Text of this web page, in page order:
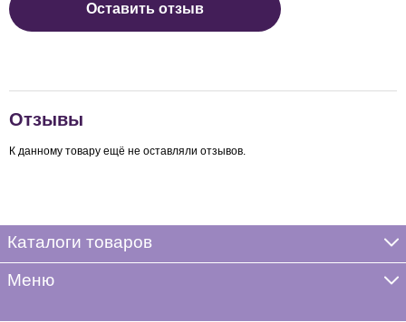
Оставить отзыв
Отзывы
К данному товару ещё не оставляли отзывов.
Каталоги товаров
Меню